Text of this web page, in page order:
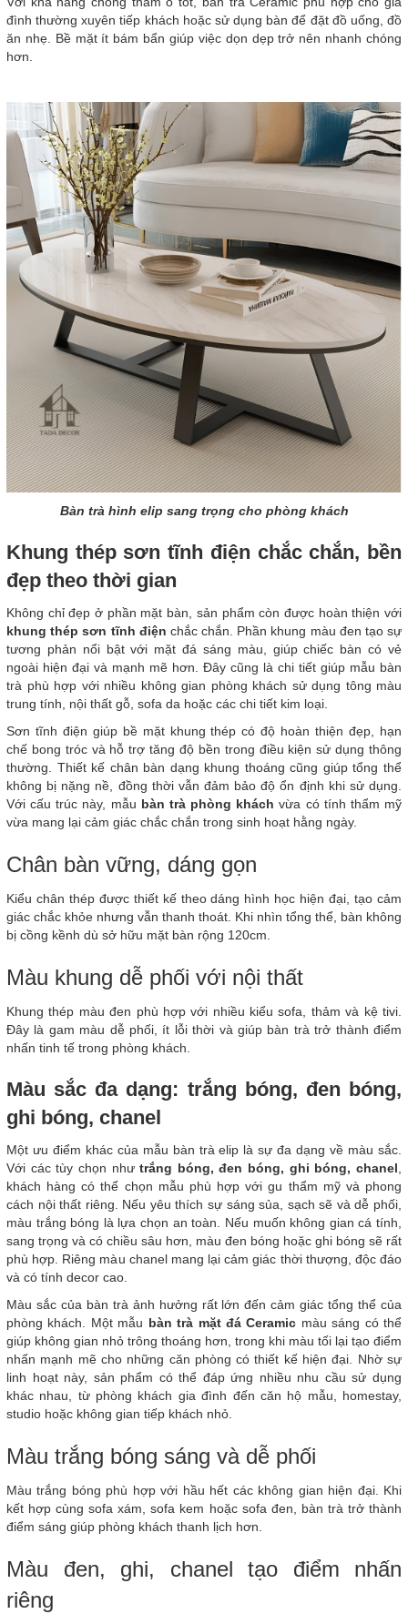
đình thường xuyên tiếp khách hoặc sử dụng bàn để đặt đồ uống, đồ
ăn nhẹ. Bề mặt ít bám bẩn giúp việc dọn dẹp trở nên nhanh chóng
hơn.
Bàn trà hình elip sang trọng cho phòng khách
Khung thép sơn tĩnh điện chắc chắn, bền
đẹp theo thời gian
Không chỉ đẹp ở phần mặt bàn, sản phẩm còn được hoàn thiện với
khung thép sơn tĩnh điện chắc chắn. Phần khung màu đen tạo sự
tương phản nổi bật với mặt đá sáng màu, giúp chiếc bàn có vẻ
ngoài hiện đại và mạnh mẽ hơn. Đây cũng là chi tiết giúp mẫu bàn
trà phù hợp với nhiều không gian phòng khách sử dụng tông màu
trung tính, nội thất gỗ, sofa da hoặc các chi tiết kim loại.
Sơn tĩnh điện giúp bề mặt khung thép có độ hoàn thiện đẹp, hạn
chế bong tróc và hỗ trợ tăng độ bền trong điều kiện sử dụng thông
thường. Thiết kế chân bàn dạng khung thoáng cũng giúp tổng thể
không bị nặng nề, đồng thời vẫn đảm bảo độ ổn định khi sử dụng.
Với cấu trúc này, mẫu bàn trà phòng khách vừa có tính thẩm mỹ
vừa mang lại cảm giác chắc chắn trong sinh hoạt hằng ngày.
Chân bàn vững, dáng gọn
Kiểu chân thép được thiết kế theo dáng hình học hiện đại, tạo cảm
giác chắc khỏe nhưng vẫn thanh thoát. Khi nhìn tổng thể, bàn không
bị cồng kềnh dù sở hữu mặt bàn rộng 120cm.
Màu khung dễ phối với nội thất
Khung thép màu đen phù hợp với nhiều kiểu sofa, thảm và kệ tivi.
Đây là gam màu dễ phối, ít lỗi thời và giúp bàn trà trở thành điểm
nhấn tinh tế trong phòng khách.
Màu sắc đa dạng: trắng bóng, đen bóng,
ghi bóng, chanel
Một ưu điểm khác của mẫu bàn trà elip là sự đa dạng về màu sắc.
Với các tùy chọn nhưtrắng bóng, đen bóng, ghi bóng, chanel
khách hàng có thể chọn mẫu phù hợp với gu thẩm mỹ và phong
cách nội thất riêng. Nếu yêu thích sự sáng sủa, sạch sẽ và dễ phối,
màu trắng bóng là lựa chọn an toàn. Nếu muốn không gian cá tính,
sang trọng và có chiều sâu hơn, màu đen bóng hoặc ghi bóng sẽ rất
phù hợp. Riêng màu chanel mang lại cảm giác thời thượng, độc đáo
và có tính decor cao.
Màu sắc của bàn trà ảnh hưởng rất lớn đến cảm giác tổng thể của
phòng khách. Một mẫu bàn trà mặt đá Ceramic màu sáng có thể
giúp không gian nhỏ trông thoáng hơn, trong khi màu tối lại tạo điểm
nhấn mạnh mẽ cho những căn phòng có thiết kế hiện đại. Nhờ sự
linh hoạt này, sản phẩm có thể đáp ứng nhiều nhu cầu sử dụng
khác nhau, từ phòng khách gia đình đến căn hộ mẫu, homestay,
studio hoặc không gian tiếp khách nhỏ.
Màu trắng bóng sáng và dễ phối
Màu trắng bóng phù hợp với hầu hết các không gian hiện đại. Khi
kết hợp cùng sofa xám, sofa kem hoặc sofa đen, bàn trà trở thành
điểm sáng giúp phòng khách thanh lịch hơn.
Màu đen, ghi, chanel tạo điểm nhấn
riêng